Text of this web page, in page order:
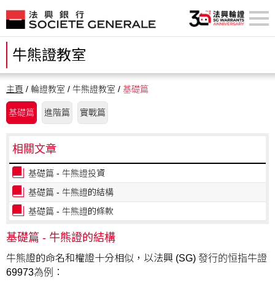
牛熊證教室
基礎篇 進階篇 實戰篇
主頁 / 輪證教室 / 牛熊證教室 / 基礎篇
相關文章
基礎篇 - 牛熊證投資
基礎篇 - 牛熊證的結構
基礎篇 - 牛熊證的條款
基礎篇 - 牛熊證的結構
牛熊證的命名和權證十分相似，以法興 (SG) 發行的恒指牛證
69973為例：